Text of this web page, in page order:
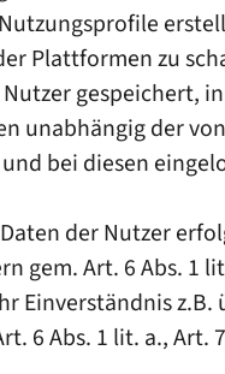
Plattformen zu
unabhängig der
bei diesen
der Nutzer
gem. Art. 6 Abs. 1
Einverständnis
6 Abs. 1 lit. a., Art. 7